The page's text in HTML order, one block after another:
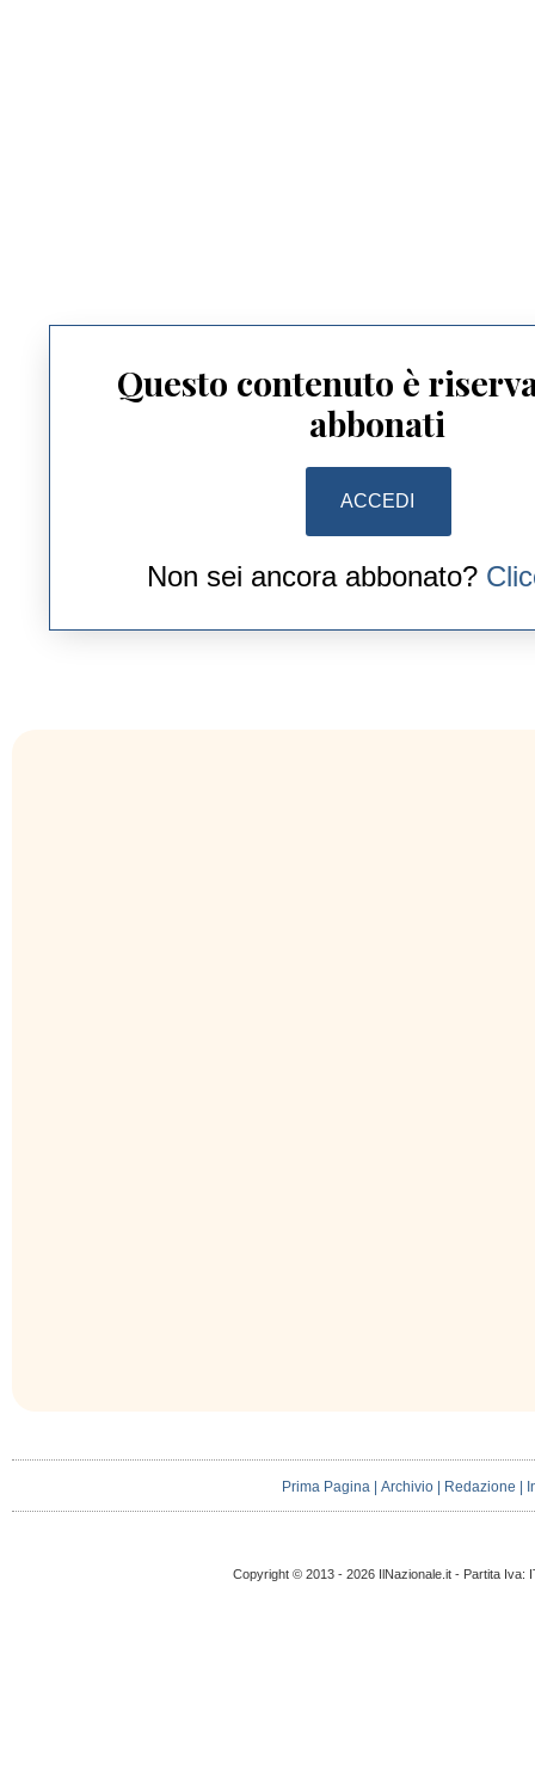
Questo contenuto è
abbonati
ACCEDI
Non sei ancora abbonato?
Prima Pagina |Archivio Redazione
Copyright © 2013 - 2026 IlNazionale.it - Partita Iva: